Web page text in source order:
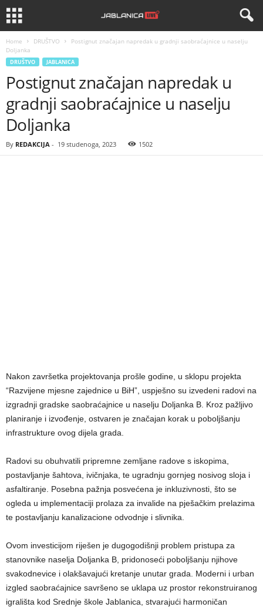
Home DRUŠTVO
Postignut značajan napredak u gradnji saobraćajnice u naselju
Doljanka
DRUŠTVO JABLANICA
Postignut značajan napredak u
gradnji saobraćajnice u naselju
Doljanka
By REDAKCIJA - 19 studenoga, 2023 1502
Nakon završetka projektovanja prošle godine, u sklopu projekta
“Razvijene mjesne zajednice u BiH”, uspješno su izvedeni radovi na
izgradnji gradske saobraćajnice u naselju Doljanka B. Kroz pažljivo
planiranje i izvođenje, ostvaren je značajan korak u poboljšanju
infrastrukture ovog dijela grada.
Radovi su obuhvatili pripremne zemljane radove s iskopima,
postavljanje šahtova, ivičnjaka, te ugradnju gornjeg nosivog sloja i
asfaltiranje. Posebna pažnja posvećena je inkluzivnosti, što se
ogleda u implementaciji prolaza za invalide na pješačkim prelazima
te postavljanju kanalizacione odvodnje i slivnika.
Ovom investicijom riješen je dugogodišnji problem pristupa za
stanovnike naselja Doljanka B, pridonoseći poboljšanju njihove
svakodnevice i olakšavajući kretanje unutar grada. Moderni i urban
izgled saobraćajnice savršeno se uklapa uz prostor rekonstruiranog
igrališta kod Srednje škole Jablanica, stvarajući harmoničan